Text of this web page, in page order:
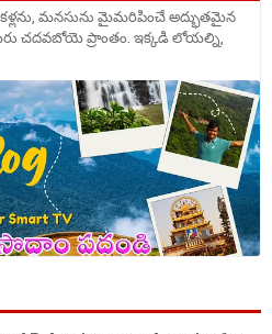
మనసును మైమరిపించే అద్భుతమైన
మీరు చదవబోయె ప్రాంతం. ఇక్కడి లోయల్ని,